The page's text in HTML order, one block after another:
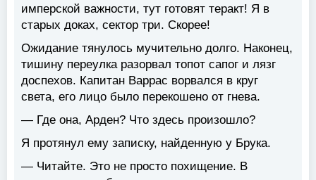
имперской важности, тут готовят теракт! Я в
старых доках, сектор три. Скорее!
Ожидание тянулось мучительно долго. Наконец,
тишину переулка разорвал топот сапог и лязг
доспехов. Капитан Варрас ворвался в круг
света, его лицо было перекошено от гнева.
— Где она, Арден? Что здесь произошло?
Я протянул ему записку, найденную у Брука.
— Читайте. Это не просто похищение. В